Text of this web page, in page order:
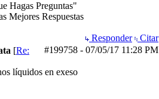
Hagas Preguntas"
Mejores Respuestas
Responder
Citar
#199758 - 07/05/17 11:28 PM
[Re:
líquidos en exeso